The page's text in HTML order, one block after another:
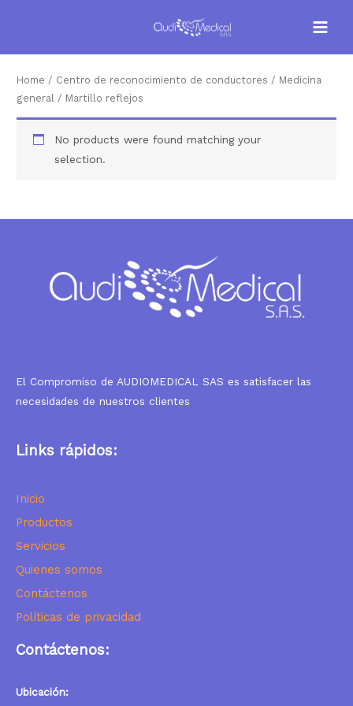
Home / Centro de reconocimiento de conductores / Medicina
general
/ Martillo reflejos
No products were found matching your
selection.
El Compromiso de AUDIOMEDICAL SAS es satisfacer las
necesidades de nuestros clientes
Links rápidos:
Inicio
Productos
Servicios
Quienes somos
Contáctenos
Políticas de privacidad
Contáctenos:
Ubicación: